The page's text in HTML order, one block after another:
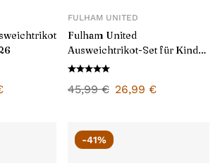
FULHAM UNITED
Fulham United
Ausweichtrikot-Set für Kinder
2025/26
45,99€ 26,99 €
-41%